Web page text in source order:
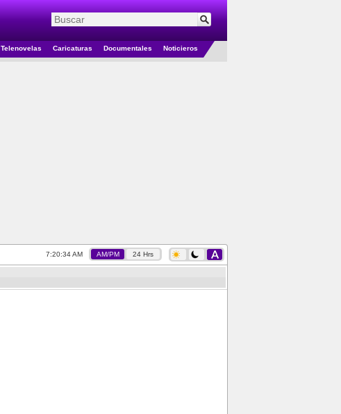
Telenovelas Caricaturas Documentales Noticieros
7:20:34 AM AM/PM 24 Hrs